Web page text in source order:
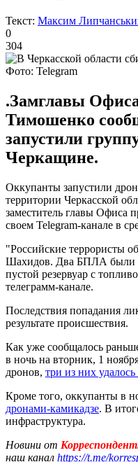
Текст: Максим
0
304
Фото: Telegram
.Замглавы
Тимошенко
запустили
Черкащине.
Оккупанты запустили
территории Черкасской
заместитель главы Офиса
своем Telegram-канале в
"Российские террористы
Шахидов. Два БПЛА были
пустой резервуар с
телеграмм-канале.
Последствия попадания
результате происшествия.
Как уже сообщалось
в ночь на вторник, 1
дронов, три из них удалось
Кроме того, оккупанты в
дронами-камикадзе. В
инфраструктура.
Новини от
наш канал https://t.me/